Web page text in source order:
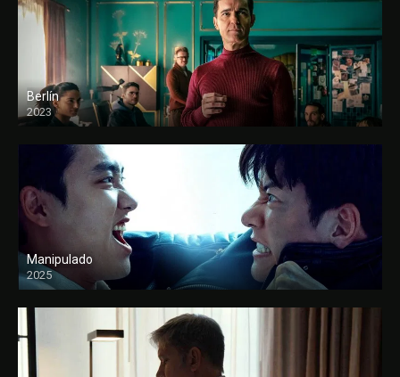
Berlín
2023
Manipulado
2025